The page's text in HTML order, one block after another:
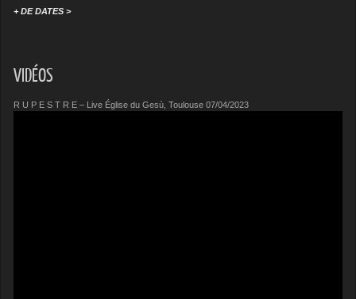
+ DE DATES >
VIDÉOS
R U P E S T R E – Live Église du Gesù, Toulouse 07/04/2023